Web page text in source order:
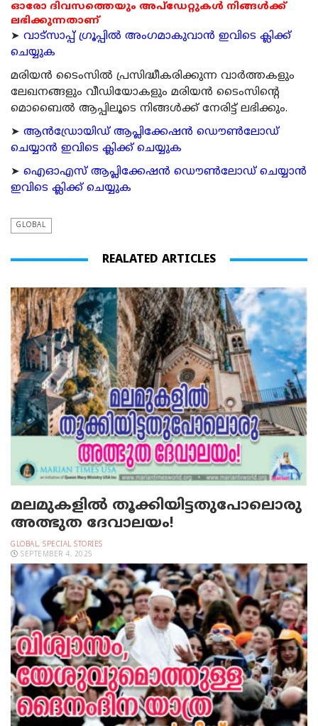
ഓരോ ദിവസത്തെയും അപ്ഡേറ്റുകൾ നിങ്ങൾക്ക്
ലഭിക്കുന്നതാണ്
➤ വാട്സാപ്പ് ഗ്രൂപ്പിൽ അംഗമാകുവാൻ ഇവിടെ ക്ലിക്ക്
ചെയ്യുക
മരിയന്‍ ടൈംസില്‍ പ്രസിദ്ധീകരിക്കുന്ന വാര്‍ത്തകളും
ലേഖനങ്ങളും വീഡിയോകളും മരിയന്‍ ടൈംസിന്റെ
മൊബൈല്‍ ആപ്പിലൂടെ നിങ്ങള്‍ക്ക് നേരിട്ട് ലഭിക്കും.
➤ ആന്‍ഡ്രോയിഡ് ആപ്ലിക്കേഷന്‍ ഡൌണ്‍ലോഡ്
ചെയ്യാന്‍ ഇവിടെ ക്ലിക്ക് ചെയ്യുക
➤ ഐഓഎസ് ആപ്ലിക്കേഷന്‍ ഡൌണ്‍ലോഡ് ചെയ്യാന്‍
ഇവിടെ ക്ലിക്ക് ചെയ്യുക
GLOBAL
REALATED ARTICLES
മലമുകളില്‍ തൂക്കിയിട്ടതുപോലൊരു
അത്ഭുത ദേവാലയം!
GLOBAL, SPECIAL STORIES
SEPTEMBER 4, 2025